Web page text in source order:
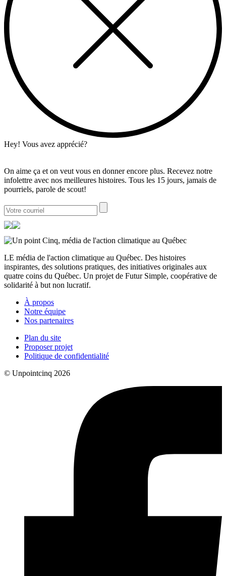
Hey! Vous avez apprécié?
On aime ça et on veut vous en donner encore plus. Recevez notre
infolettre avec nos meilleures histoires. Tous les 15 jours, jamais de
pourriels, parole de scout!
LE média de l'action climatique au Québec. Des histoires
inspirantes, des solutions pratiques, des initiatives originales aux
quatre coins du Québec. Un projet de Futur Simple, coopérative de
solidarité à but non lucratif.
À propos
Notre équipe
Nos partenaires
Plan du site
Proposer projet
Politique de confidentialité
© Unpointcinq 2026